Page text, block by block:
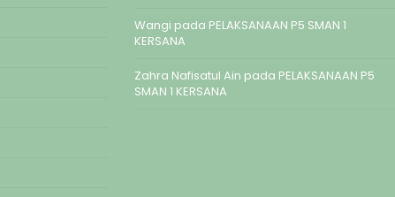
Wangi pada PELAKSANAAN P5 SMAN 1
KERSANA
Zahra Nafisatul Ain pada PELAKSANAAN P5
SMAN 1 KERSANA